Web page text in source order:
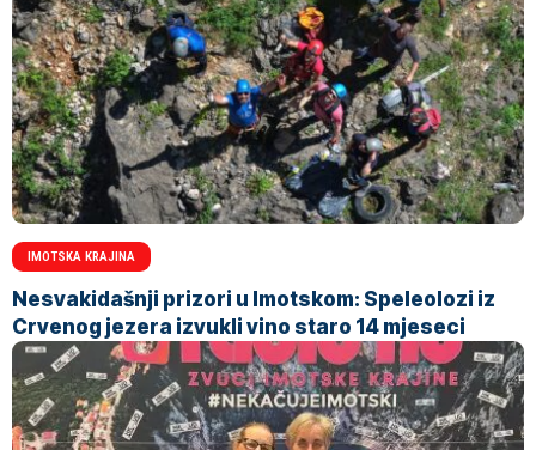
IMOTSKA KRAJINA
Nesvakidašnji prizori u Imotskom: Speleolozi iz
Crvenog jezera izvukli vino staro 14 mjeseci